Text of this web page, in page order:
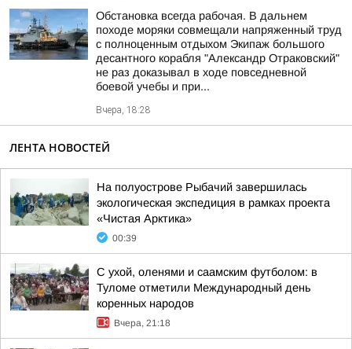
Обстановка всегда рабочая. В дальнем
походе моряки совмещали напряженный труд
с полноценным отдыхом Экипаж большого
десантного корабля "Александр Отраковский"
не раз доказывал в ходе повседневной
боевой учебы и при...
Вчера, 18:28
ЛЕНТА НОВОСТЕЙ
На полуострове Рыбачий завершилась
экологическая экспедиция в рамках проекта
«Чистая Арктика»
00:39
С ухой, оленями и саамским футболом: в
Туломе отметили Международный день
коренных народов
Вчера, 21:18